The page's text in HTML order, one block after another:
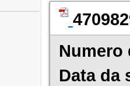
Numero
Data da